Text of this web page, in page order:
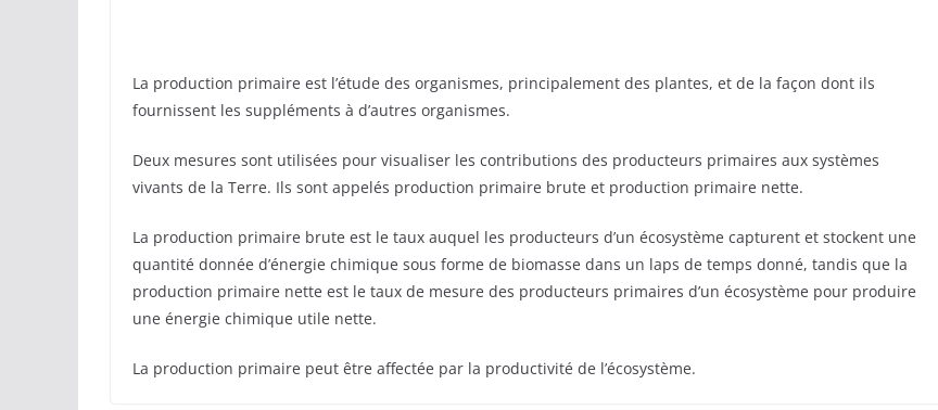
La production primaire est l’étude des organismes, principalement des plantes, et de la façon dont ils
fournissent les suppléments à d’autres organismes.
Deux mesures sont utilisées pour visualiser les contributions des producteurs primaires aux systèmes
vivants de la Terre. Ils sont appelés production primaire brute et production primaire nette.
La production primaire brute est le taux auquel les producteurs d’un écosystème capturent et stockent une
quantité donnée d’énergie chimique sous forme de biomasse dans un laps de temps donné, tandis que la
production primaire nette est le taux de mesure des producteurs primaires d’un écosystème pour produire
une énergie chimique utile nette.
La production primaire peut être affectée par la productivité de l’écosystème.